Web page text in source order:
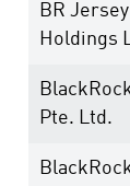
BR
Holdings
Pte. Ltd.